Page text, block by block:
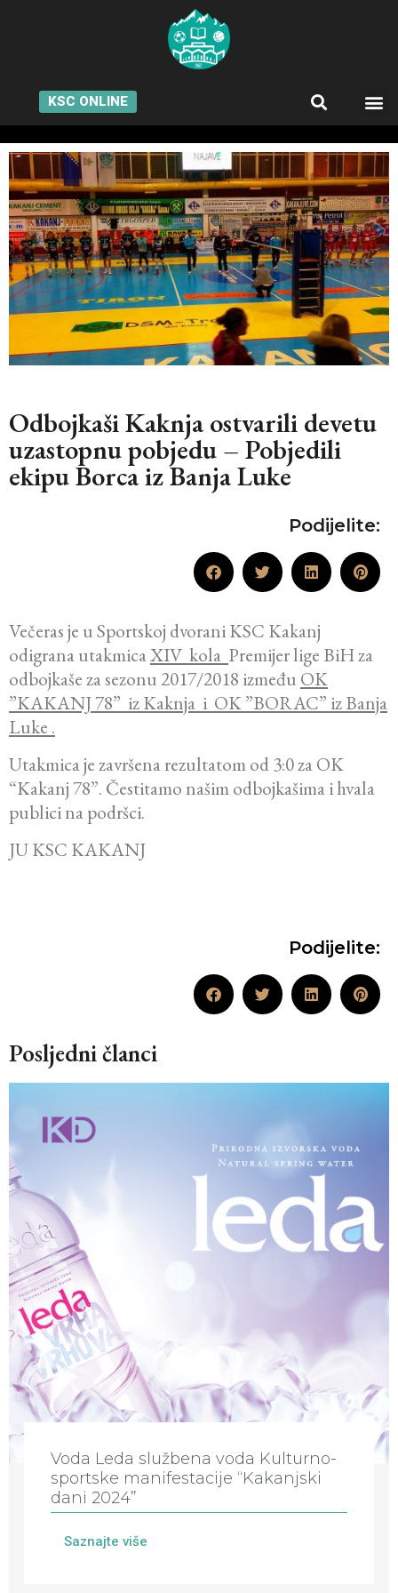
KSC ONLINE
Odbojkaši Kaknja ostvarili devetu
uzastopnu pobjedu – Pobjedili
ekipu Borca iz Banja Luke
Podijelite:
Večeras je u Sportskoj dvorani KSC Kakanj
odigrana utakmicaXIV kola Premijer lige BiH za
odbojkaše za sezonu 2017/2018 između OK
”KAKANJ 78” iz Kaknja i OK ”BORAC” iz Banja
Luke .
Utakmica je završena rezultatom od 3:0 za OK
“Kakanj 78”. Čestitamo našim odbojkašima i hvala
publici na podršci.
JU KSC KAKANJ
Podijelite:
Posljedni članci
Voda Leda službena voda Kulturno-
sportske manifestacije “Kakanjski
dani 2024”
Saznajte više